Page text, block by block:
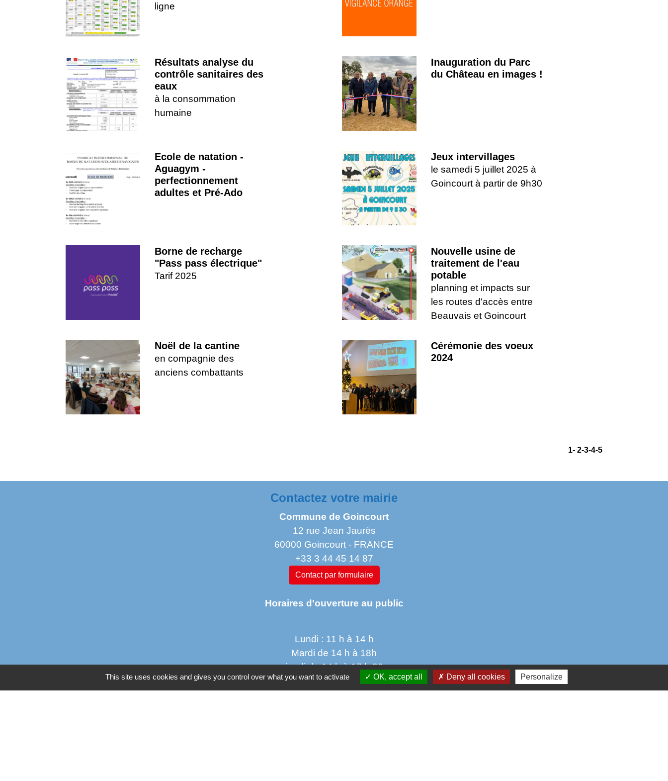
ligne
Résultats analyse du
contrôle sanitaires des
eaux
à la consommation
humaine
Inauguration du Parc
du Château en images !
Ecole de natation -
Aguagym -
perfectionnement
adultes et Pré-Ado
Jeux intervillages
le samedi 5 juillet 2025 à
Goincourt à partir de 9h30
Borne de recharge
"Pass pass électrique"
Tarif 2025
Nouvelle usine de
traitement de l'eau
potable
planning et impacts sur
les routes d'accès entre
Beauvais et Goincourt
Noël de la cantine
en compagnie des
anciens combattants
Cérémonie des voeux
2024
1- 2-3-4-5
Contactez votre mairie
Commune de Goincourt
12 rue Jean Jaurès
60000 Goincourt - FRANCE
+33 3 44 45 14 87
Contact par formulaire
Horaires d'ouverture au public
Lundi : 11 h à 14 h
Mardi de 14 h à 18h
jeudi de 14 h à 17 h 30
vendredi de 9 h à 12h 30
This site uses cookies and gives you control over what you want to activate OK, accept all Deny all cookies Personalize